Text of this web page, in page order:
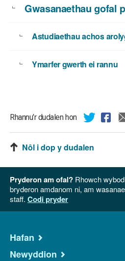
Gwasanaethau gofal
Astudiaethau achos
Ymarfer gwerth ei rannu
Rhannu’r dudalen hon
Nôl i dop y dudalen
Pryderon am ofal? Rhowch
bryderon amdanom ni, am
staff. Codi pryder
Hafan
Newyddion